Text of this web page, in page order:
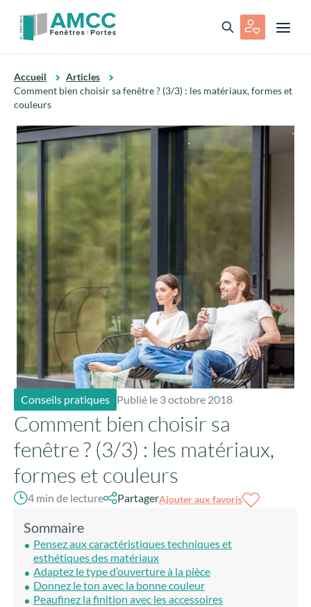
Accueil
Articles
Comment bien choisir sa fenêtre ? (3/3) : les matériaux, formes et
couleurs
Conseils pratiques Publié le 3 octobre 2018
Comment bien choisir sa
fenêtre ? (3/3) : les matériaux,
formes et couleurs
4 min de lecture PartagerAjouter aux favoris
Sommaire
Pensez aux caractéristiques techniques et
esthétiques des matériaux
Adaptez le type d’ouverture à la pièce
Donnez le ton avec la bonne couleur
Peaufinez la finition avec les accessoires